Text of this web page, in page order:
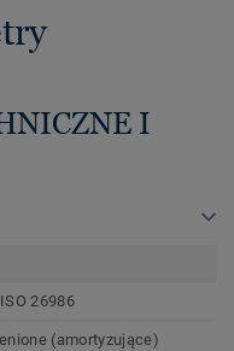
I
26986
(amortyzujące)